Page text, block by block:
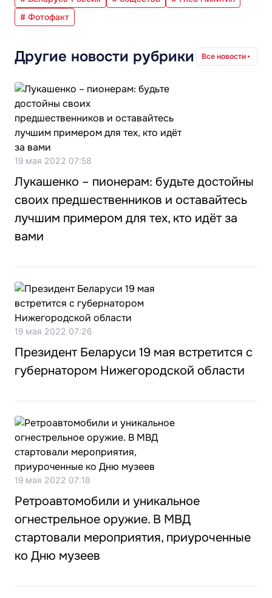
# Фотофакт
Другие новости рубрики Все новости
19 мая 2022 07:58
Лукашенко – пионерам: будьте достойны
своих предшественников и оставайтесь
лучшим примером для тех, кто идёт за
вами
19 мая 2022 07:26
Президент Беларуси 19 мая встретится с
губернатором Нижегородской области
19 мая 2022 07:18
Ретроавтомобили и уникальное
огнестрельное оружие. В МВД
стартовали мероприятия, приуроченные
ко Дню музеев